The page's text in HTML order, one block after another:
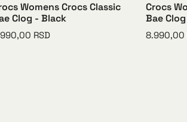
Womens Crocs Classic
Clog - Black
RSD
Crocs
Bae
8.990,00